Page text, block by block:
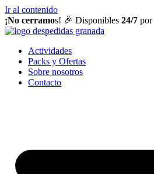
Ir al contenido
¡No cerramos! 🎉 Disponibles 24/7 por
Actividades
Packs y Ofertas
Sobre nosotros
Contacto